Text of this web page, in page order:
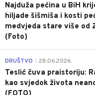
Najduža pećina u BiH
hiljade šišmiša i kosti
medvjeda stare više od
(Foto)
DRUŠTVO 28.06.2026.
Teslić čuva praistoriju:
kao svjedok života